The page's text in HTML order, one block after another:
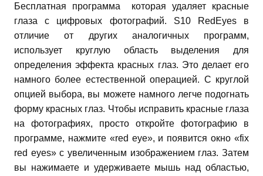
Бесплатная программа которая удаляет красные
глаза с цифровых фотографий. S10 RedEyes в
отличие от других аналогичных программ,
использует круглую область выделения для
определения эффекта красных глаз. Это делает его
намного более естественной операцией. С круглой
опцией выбора, вы можете намного легче подогнать
форму красных глаз. Чтобы исправить красные глаза
на фотографиях, просто откройте фотографию в
программе, нажмите «red eye», и появится окно «fix
red eyes» с увеличенным изображением глаз. Затем
вы нажимаете и удерживаете мышь над областью,